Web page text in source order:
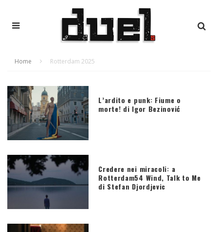
Home Rotterdam 2025
L’ardito e punk: Fiume o
morte! di Igor Bezinović
Credere nei miracoli: a
Rotterdam54 Wind, Talk to Me
di Stefan Djordjevic